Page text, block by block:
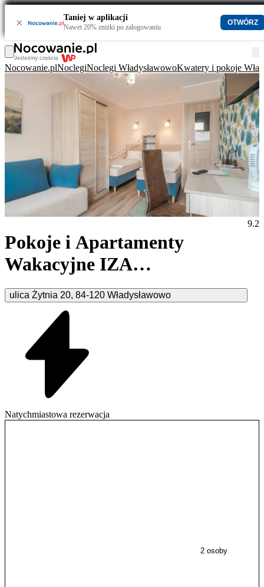
× Taniej w aplikacji
Nawet 20% zniżki po zalogowaniu
OTWÓRZ
Nocowanie.plNoclegiNoclegi WładysławowoKwatery i pokoje
Pokoje i Apartamenty
Wakacyjne IZA
Władysławowo
ulica Żytnia 20, 84-120 Władysławowo
9.2
Natychmiastowa rezerwacja
2 osoby